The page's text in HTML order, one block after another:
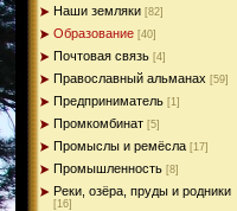
Наши земляки [82]
Образование [40]
Почтовая связь [4]
Православный альманах [59]
Предприниматель [1]
Промкомбинат [5]
Промыслы и ремёсла [17]
Промышленность [8]
Реки, озёра, пруды и родники
[16]